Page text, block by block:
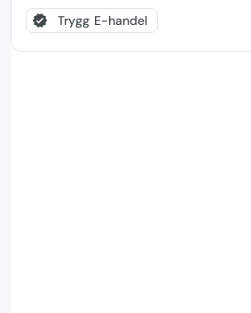
verified Trygg E-handel